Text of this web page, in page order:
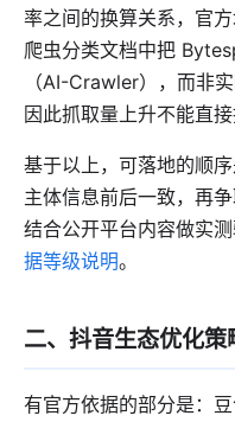
率之间的换算关系，官
爬虫分类文档中把
（AI-Crawler），而非
因此抓取量上升不能直接
基于以上，可落地的顺
主体信息前后一致，再
结合公开平台内容做实
据等级说明。
二、抖音生态优化策
有官方依据的部分是：